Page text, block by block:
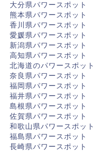
大分県パワースポット
熊本県パワースポット
香川県パワースポット
愛媛県パワースポット
新潟県パワースポット
高知県パワースポット
北海道のパワースポット
奈良県パワースポット
福岡県パワースポット
福井県パワースポット
島根県パワースポット
佐賀県パワースポット
和歌山県パワースポット
福島県パワースポット
長崎県パワースポット